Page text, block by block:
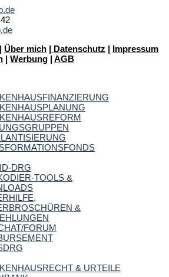
| Über mich | Datenschutz | Impressum
| Werbung | AGB
DRG
TOOLS &
&
FORUM
& URTEILE